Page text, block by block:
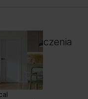
wykończenia